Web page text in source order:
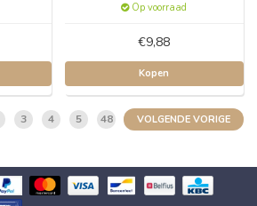
Op voorraad
€9,88
Kopen
3 4 5 48 VOLGENDE VORIGE